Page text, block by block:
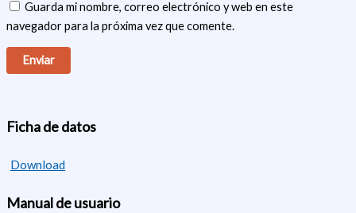
Guarda mi nombre, correo electrónico y web en este
navegador para la próxima vez que comente.
Ficha de datos
Download
Manual de usuario